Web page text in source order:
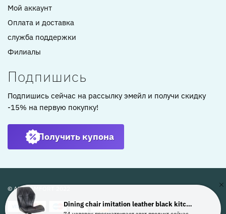
Мой аккаунт
Оплата и доставка
служба поддержки
Филиалы
Подпишись
Подпишись сейчас на рассылку эмейл и получи скидку
-15% на первую покупку!
Получить купона
© ARTKOMFORT 2022
74 человек просматривает этот продукт сейчас